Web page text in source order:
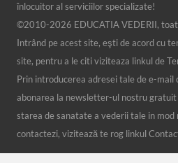
înlocuitor al serviciilor specializate!
©2010-2026 EDUCATIA VEDERII,
Intrând pe acest site, eşti de acord cu
site, pentru a le citi viziteaza linkul de
Prin introducerea adresei tale de e-mail
abonarea la newsletter-ul nostru
starea de sanatate a vederii tale in mod
contactezi, vizitează te rog linkul